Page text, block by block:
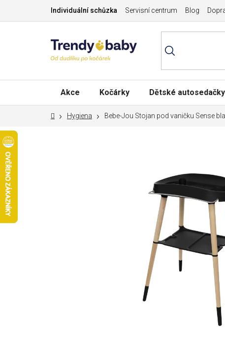
Individuální schůzka Servisní centrum Blog
Akce Kočárky Dětské autosedačky
DomůHygiena Bebe-Jou Stojan pod vaničku Sense